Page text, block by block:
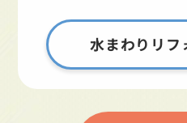
水まわりリフ